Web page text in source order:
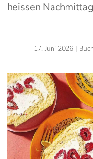
heissen
17. Juni 2026|